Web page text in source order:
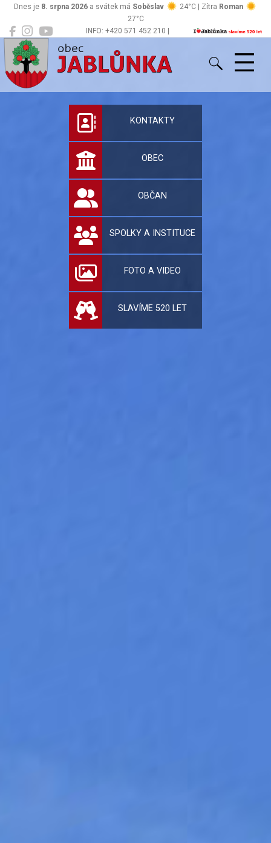
INFO: +420 571 452 210 |
Dnes je 8. srpna 2026 a svátek má Soběslav 24°C | Zítra Roman
27°C
Jablůnka
Oficiální stránky
KONTAKTY
OBEC
OBČAN
SPOLKY A INSTITUCE
FOTO A VIDEO
SLAVÍME 520 LET